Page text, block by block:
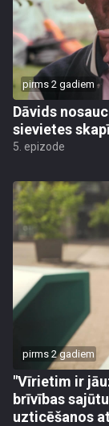
pirms 2 gadiem
Dāvids
sievietes
5. epizode
pirms 2 gadiem
"Vīrietim ir
brīvības
uzticēšanos